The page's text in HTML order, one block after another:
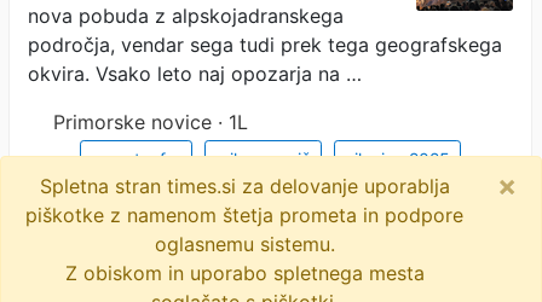
nova pobuda z alpskojadranskega
področja, vendar sega tudi prek tega geografskega
okvira. Vsako leto naj opozarja na …
Primorske novice · 1L
veno taufer miha maurič vilenica 2025
fulvio tomizza mednarodni literarni festival vilenica
marij čuk aleksander peršolja
Spletna stran times.si za delovanje uporablja
piškotke z namenom štetja prometa in podpore
oglasnemu sistemu.
Z obiskom in uporabo spletnega mesta
×